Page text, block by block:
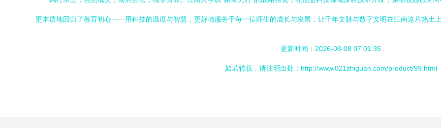
更本质地回归了教育初心——用科技的温度与智慧，更好地服务于每一位师生的成长与发展，让千年文脉与数字文明在江南这片热土
更新时间：2026-08-08 07:01:35
如若转载，请注明出处：http://www.021zhiguan.com/product/99.html